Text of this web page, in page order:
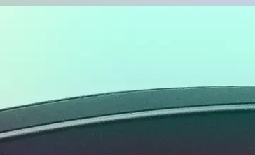
(ab CHF 4.95 - exkl. MWST)